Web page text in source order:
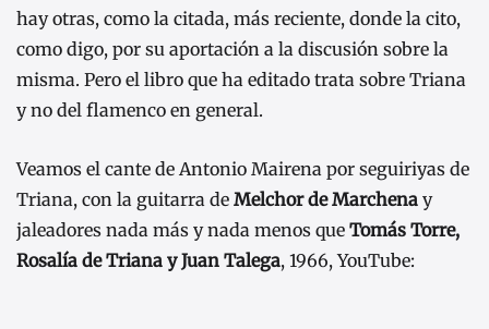
hay otras, como la citada, más reciente, donde la cito,
como digo, por su aportación a la discusión sobre la
misma. Pero el libro que ha editado trata sobre Triana
y no del flamenco en general.
Veamos el cante de Antonio Mairena por seguiriyas de
Triana, con la guitarra de Melchor de Marchena y
jaleadores nada más y nada menos que Tomás Torre,
Rosalía de Triana y Juan Talega, 1966, YouTube: